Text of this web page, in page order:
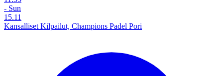
- Sun
15.11
Kansalliset Kilpailut, Champions Padel Pori